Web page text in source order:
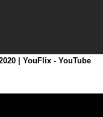
| YouFlix - YouTube